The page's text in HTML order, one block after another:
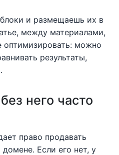
и размещаешь их в
между материалами,
оптимизировать: можно
результаты,
него часто
право продавать
Если его нет, у